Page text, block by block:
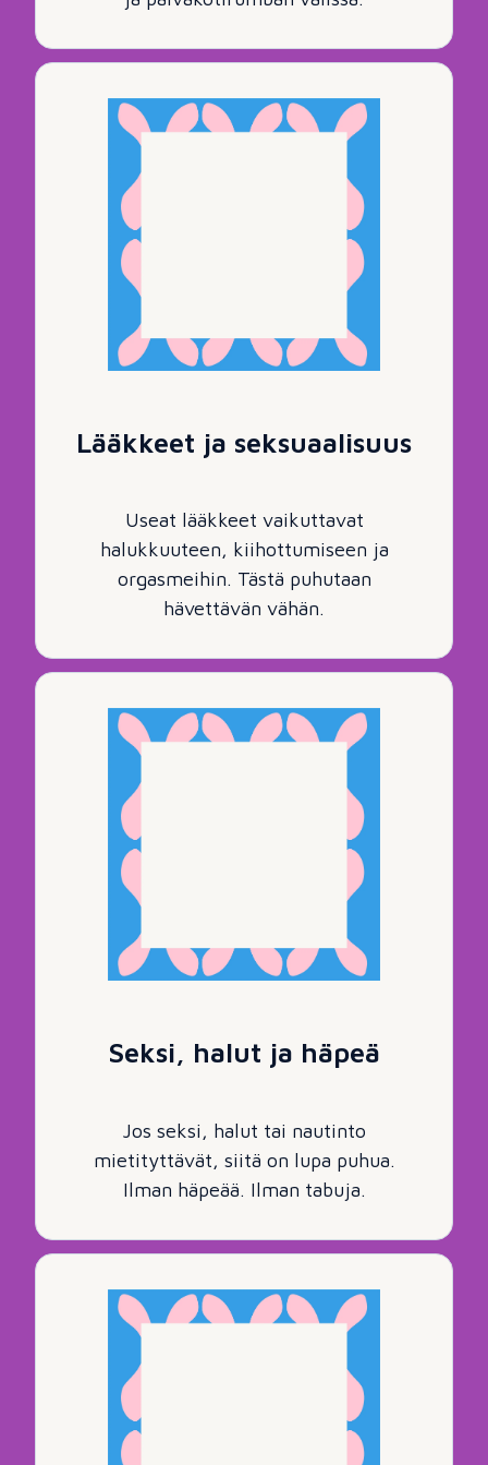
Lääkkeet ja seksuaalisuus
Useat lääkkeet vaikuttavat
halukkuuteen, kiihottumiseen ja
orgasmeihin. Tästä puhutaan
hävettävän vähän.
Seksi, halut ja häpeä
Jos seksi, halut tai nautinto
mietityttävät, siitä on lupa puhua.
Ilman häpeää. Ilman tabuja.